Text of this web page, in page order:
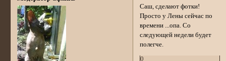
Саш, сделают фотки!
Просто у Лены сейчас по
времени ...опа. Со
следующей недели будет
полегче.
0